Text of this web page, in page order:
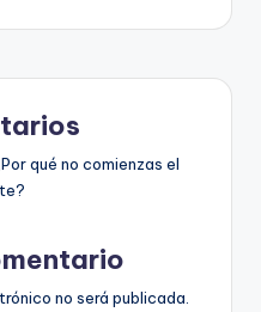
qué no comienzas el
no será publicada.